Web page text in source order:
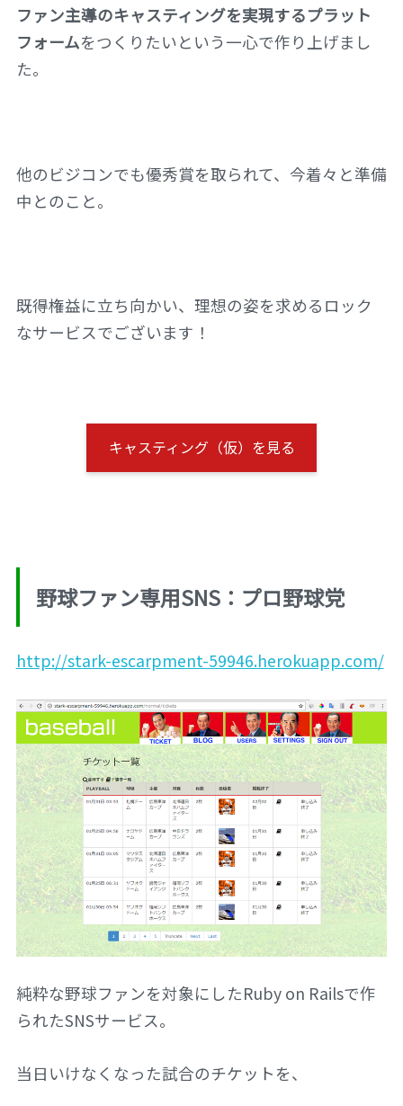
ファン主導のキャスティングを実現するプラット
フォームをつくりたいという一心で作り上げまし
た。
他のビジコンでも優秀賞を取られて、今着々と準備
中とのこと。
既得権益に立ち向かい、理想の姿を求めるロック
なサービスでございます！
キャスティング（仮）を見る
野球ファン専用SNS：プロ野球党
http://stark-escarpment-59946.herokuapp.com/
純粋な野球ファンを対象にしたRuby on Railsで作
られたSNSサービス。
当日いけなくなった試合のチケットを、